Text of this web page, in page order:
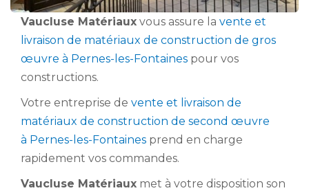
Vaucluse Matériaux vous assure la vente et
livraison de matériaux de construction de gros
œuvre à Pernes-les-Fontaines pour vos
constructions.
Votre entreprise de vente et livraison de
matériaux de construction de second œuvre
à Pernes-les-Fontaines prend en charge
rapidement vos commandes.
Vaucluse Matériaux met à votre disposition son